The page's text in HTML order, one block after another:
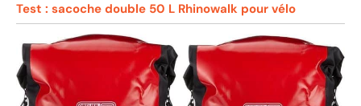
Test : sacoche double 50 L Rhinowalk pour vélo